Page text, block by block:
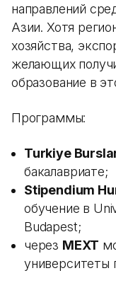
направлений
Азии. Хотя
хозяйства,
желающих
образование в
Программы:
Turkiye
бакалавриате;
Stipendium
обучение в
Budapest;
через MEXT
университеты